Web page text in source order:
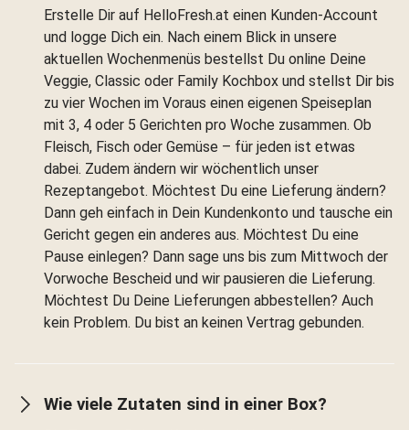
Erstelle Dir auf HelloFresh.at einen Kunden-Account
und logge Dich ein. Nach einem Blick in unsere
aktuellen Wochenmenüs bestellst Du online Deine
Veggie, Classic oder Family Kochbox und stellst Dir bis
zu vier Wochen im Voraus einen eigenen Speiseplan
mit 3, 4 oder 5 Gerichten pro Woche zusammen. Ob
Fleisch, Fisch oder Gemüse – für jeden ist etwas
dabei. Zudem ändern wir wöchentlich unser
Rezeptangebot. Möchtest Du eine Lieferung ändern?
Dann geh einfach in Dein Kundenkonto und tausche ein
Gericht gegen ein anderes aus. Möchtest Du eine
Pause einlegen? Dann sage uns bis zum Mittwoch der
Vorwoche Bescheid und wir pausieren die Lieferung.
Möchtest Du Deine Lieferungen abbestellen? Auch
kein Problem. Du bist an keinen Vertrag gebunden.
Wie viele Zutaten sind in einer Box?